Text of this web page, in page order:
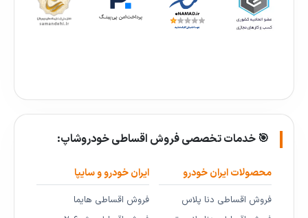
🎯 خدمات تخصصی فروش اقساطی خودروشاپ:
محصولات ایران خودرو
فروش اقساطی دنا پلاس
ایران خودرو و سایپا
فروش اقساطی هایما